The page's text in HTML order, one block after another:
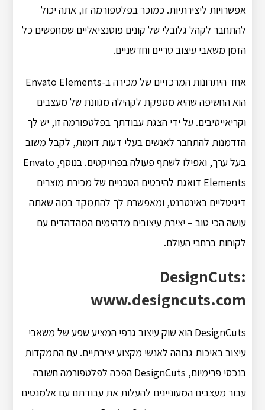
אפשרויות ליצירתיות. כמוכר בפלטפורמה זו, אתה יכול
להתחבר לקהל גלובלי של קונים פוטנציאליים שמחפשים כל
הזמן משאבי עיצוב טריים וחדשניים.
אחד היתרונות המרכזיים של מכירה ב-Envato Elements
הוא החשיפה שהיא מספקת לקהילה מגוונת של מעצבים
וקריאייטיבים. על ידי הצגת עבודתך בפלטפורמה זו, יש לך
הזדמנות להתחבר לאנשים בעלי דעות דומות, לקבל משוב
בעל ערך, ואפילו לשתף פעולה בפרויקטים. בנוסף, Envato
Elements דואגת להיבטים הטכניים של מכירת מוצרים
דיגיטליים באינטרנט, ומאפשרת לך להתמקד במה שאתה
עושה הכי טוב – יצירת עיצובים מדהימים המהדהדים עם
לקוחות ברחבי העולם.
DesignCuts:
www.designcuts.com
DesignCuts הוא שוק עיצוב גרפי המציע שפע של משאבי
עיצוב באיכות גבוהה לאנשי מקצוע יצירתיים. עם התמקדות
בנכסי פרימיום, DesignCuts הפכה לפלטפורמה חשובה
עבור מעצבים המעוניינים להעלות את עבודתם עם אלמנטים